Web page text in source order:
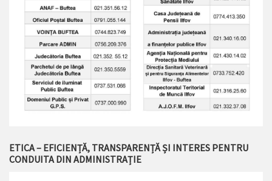
ETICA – EFICIENȚĂ, TRANSPARENȚĂ ȘI INTERES PENTRU
CONDUITA DIN ADMINISTRAȚIE